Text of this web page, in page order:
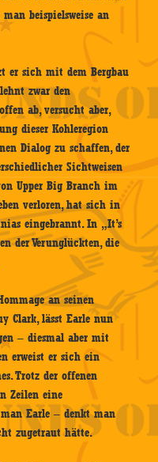
beispielsweise an
er sich mit dem Bergbau
zwar den
ab, versucht aber,
dieser Kohleregion
Dialog zu schaffen, der
Sichtweisen
Upper Big Branch im
verloren, hat sich in
eingebrannt. In „It’s
der Verunglückten, die
an seinen
Clark, lässt Earle nun
– diesmal aber mit
erweist er sich ein
Trotz der offenen
Zeilen eine
Earle – denkt man
zugetraut hätte.